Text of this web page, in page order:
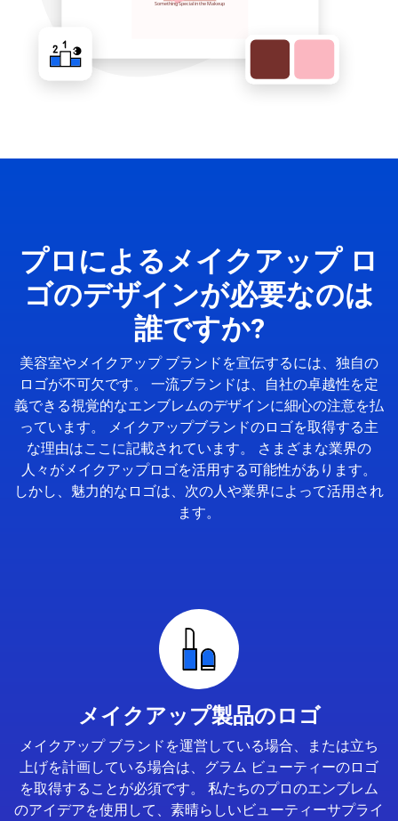
プロによるメイクアップ ロ
ゴのデザインが必要なのは
誰ですか?
美容室やメイクアップ ブランドを宣伝するには、独自の
ロゴが不可欠です。 一流ブランドは、自社の卓越性を定
義できる視覚的なエンブレムのデザインに細心の注意を払
っています。 メイクアップブランドのロゴを取得する主
な理由はここに記載されています。 さまざまな業界の
人々がメイクアップロゴを活用する可能性があります。
しかし、魅力的なロゴは、次の人や業界によって活用され
ます。
メイクアップ製品のロゴ
メイクアップ ブランドを運営している場合、または立ち
上げを計画している場合は、グラム ビューティーのロゴ
を取得することが必須です。 私たちのプロのエンブレム
のアイデアを使用して、素晴らしいビューティーサプライ